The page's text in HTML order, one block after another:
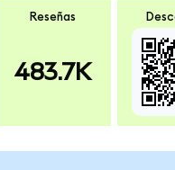
Reseñas
483.7K